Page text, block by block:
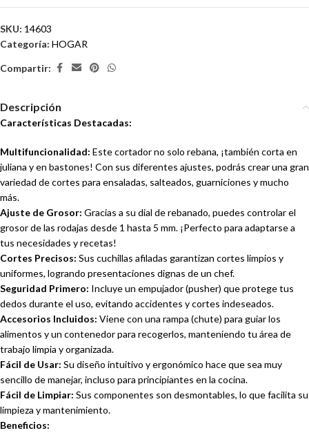
SKU: 14603
Categoría: HOGAR
Compartir:
Descripción
Características Destacadas:
Multifuncionalidad: Este cortador no solo rebana, ¡también corta en
juliana y en bastones! Con sus diferentes ajustes, podrás crear una gran
variedad de cortes para ensaladas, salteados, guarniciones y mucho
más.
Ajuste de Grosor: Gracias a su dial de rebanado, puedes controlar el
grosor de las rodajas desde 1 hasta 5 mm. ¡Perfecto para adaptarse a
tus necesidades y recetas!
Cortes Precisos: Sus cuchillas afiladas garantizan cortes limpios y
uniformes, logrando presentaciones dignas de un chef.
Seguridad Primero: Incluye un empujador (pusher) que protege tus
dedos durante el uso, evitando accidentes y cortes indeseados.
Accesorios Incluidos: Viene con una rampa (chute) para guiar los
alimentos y un contenedor para recogerlos, manteniendo tu área de
trabajo limpia y organizada.
Fácil de Usar: Su diseño intuitivo y ergonómico hace que sea muy
sencillo de manejar, incluso para principiantes en la cocina.
Fácil de Limpiar: Sus componentes son desmontables, lo que facilita su
limpieza y mantenimiento.
Beneficios: